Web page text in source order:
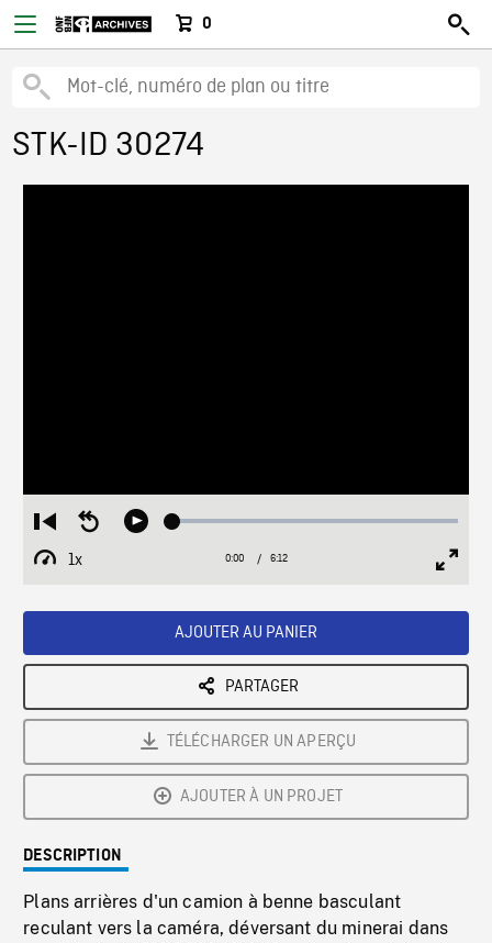
0
STK-ID 30274
Restart
from
beginning
Seek
Play Loaded:
1x
Playback
Current
0:00 / Duration
6:12
AJOUTER AU PANIER
PARTAGER
TÉLÉCHARGER UN APERÇU
AJOUTER À UN PROJET
DESCRIPTION
Plans arrières d'un camion à benne basculant
reculant vers la caméra, déversant du minerai dans